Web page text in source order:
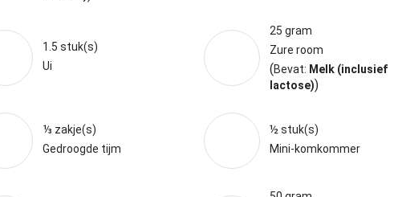
1.5 stuk(s)
Ui
25 gram
Zure room
(Bevat: Melk (inclusief
lactose))
⅓ zakje(s)
Gedroogde tijm
½ stuk(s)
Mini-komkommer